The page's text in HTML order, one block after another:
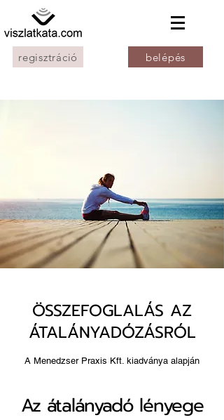
regisztráció belépés
ÖSSZEFOGLALÁS AZ
ÁTALÁNYADÓZÁSRÓL
A Menedzser Praxis Kft. kiadványa alapján
Az átalányadó lényege